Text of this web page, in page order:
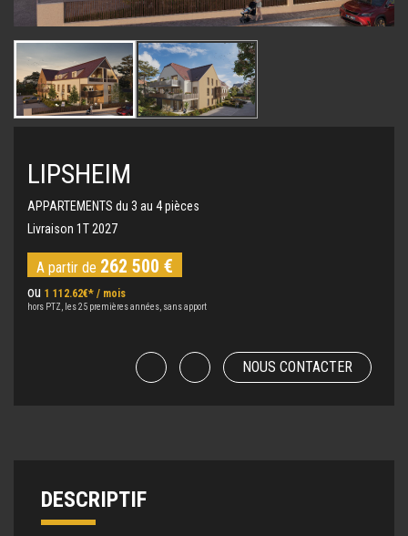
LIPSHEIM
APPARTEMENTS du 3 au 4 pièces
Livraison 1T 2027
A partir de 262 500 €
ou 1 112.62€* / mois
hors PTZ, les 25 premières années, sans apport
NOUS CONTACTER
DESCRIPTIF